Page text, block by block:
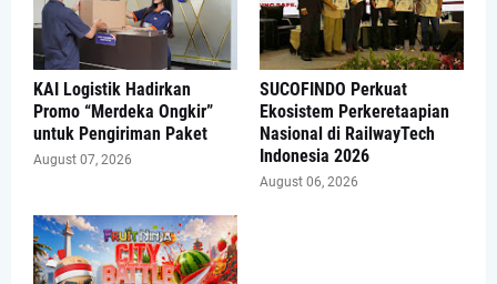
KAI Logistik Hadirkan
Promo “Merdeka Ongkir”
untuk Pengiriman Paket
August 07, 2026
SUCOFINDO Perkuat
Ekosistem Perkeretaapian
Nasional di RailwayTech
Indonesia 2026
August 06, 2026